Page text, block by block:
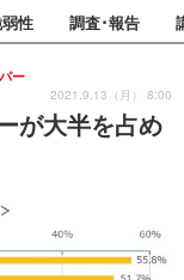
性 調査･報告
が大半を占め
ー
2021.9.13（月） 8:00